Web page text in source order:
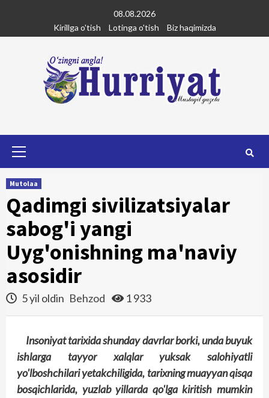
content
08.08.2026
Kirillga o'tish
Lotinga o'tish Biz haqimizda
Mutolaa
Qadimgi sivilizatsiyalar
sabog'i yangi
Uyg'onishning ma'naviy
asosidir
5 yil oldin Behzod 1 933
Insoniyat tarixida shunday davrlar borki, unda buyuk
ishlarga tayyor xalqlar yuksak salohiyatli
yo'lboshchilari yetakchiligida, tarixning muayyan qisqa
bosqichlarida, yuzlab yillarda qo'lga kiritish mumkin